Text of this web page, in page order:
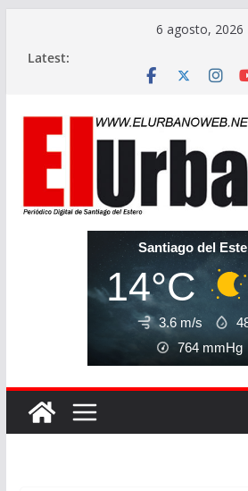
6 agosto, 2026
Latest:
Santiago del
14°C
3.6 m/s
764 mmHg